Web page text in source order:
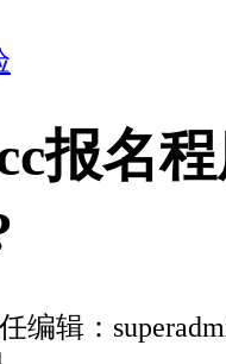
报名
编辑：